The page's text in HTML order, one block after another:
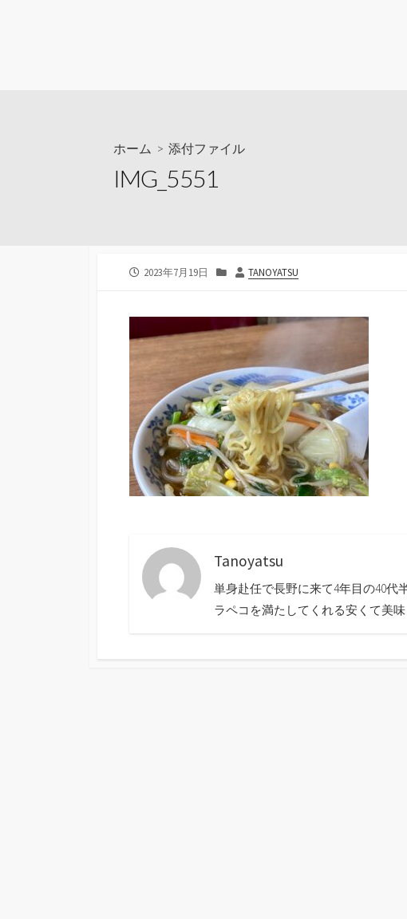
ホーム > 添付ファイル
IMG_5551
公
2023年7月19日
カ
リ
ー
投
TANOYATSU
Tanoyatsu
単身赴任で長野に来て4年目の40代
ラペコを満たしてくれる安くて美